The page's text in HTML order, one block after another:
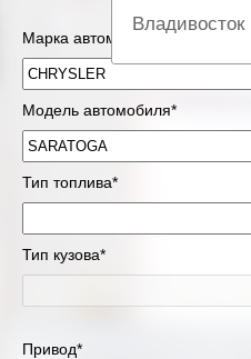
Владивосток
Екатеринбург
Киров
Марка автомобиля*
Модель автомобиля*
Тип топлива*
Тип кузова*
Привод*